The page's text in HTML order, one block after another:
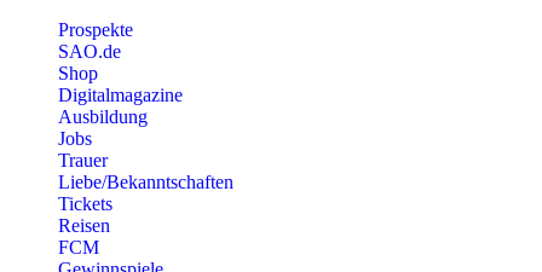
Prospekte
SAO.de
Shop
Digitalmagazine
Ausbildung
Jobs
Trauer
Liebe/Bekanntschaften
Tickets
Reisen
FCM